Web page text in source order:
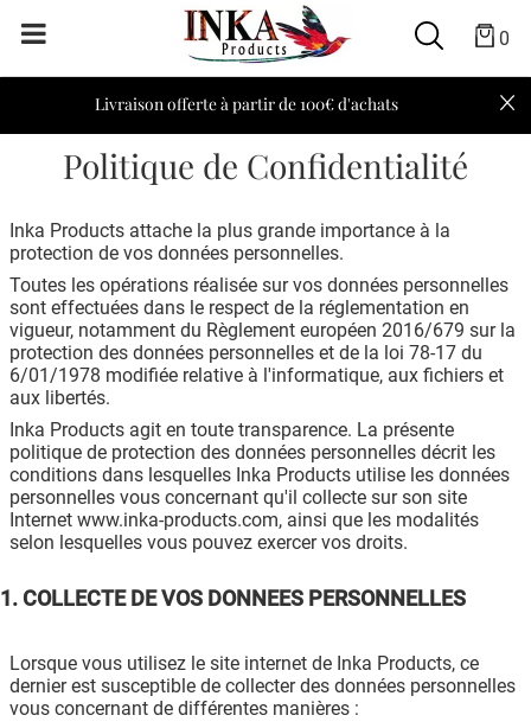
0
Livraison offerte à partir de 100€ d'achats
Politique de Confidentialité
Inka Products attache la plus grande importance à la
protection de vos données personnelles.
Toutes les opérations réalisée sur vos données personnelles
sont effectuées dans le respect de la réglementation en
vigueur, notamment du Règlement européen 2016/679 sur la
protection des données personnelles et de la loi 78-17 du
6/01/1978 modifiée relative à l'informatique, aux fichiers et
aux libertés.
Inka Products agit en toute transparence. La présente
politique de protection des données personnelles décrit les
conditions dans lesquelles Inka Products utilise les données
personnelles vous concernant qu'il collecte sur son site
Internet www.inka-products.com, ainsi que les modalités
selon lesquelles vous pouvez exercer vos droits.
1. COLLECTE DE VOS DONNEES PERSONNELLES
Lorsque vous utilisez le site internet de Inka Products, ce
dernier est susceptible de collecter des données personnelles
vous concernant de différentes manières :